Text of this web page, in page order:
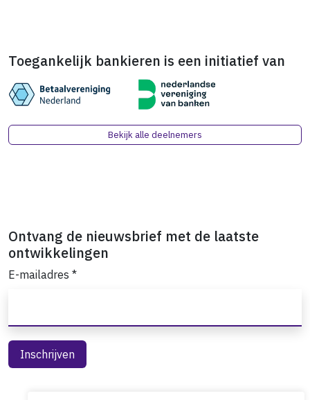
Toegankelijk bankieren is een initiatief van
Bekijk alle deelnemers
Ontvang de nieuwsbrief met de laatste
ontwikkelingen
E-mailadres *